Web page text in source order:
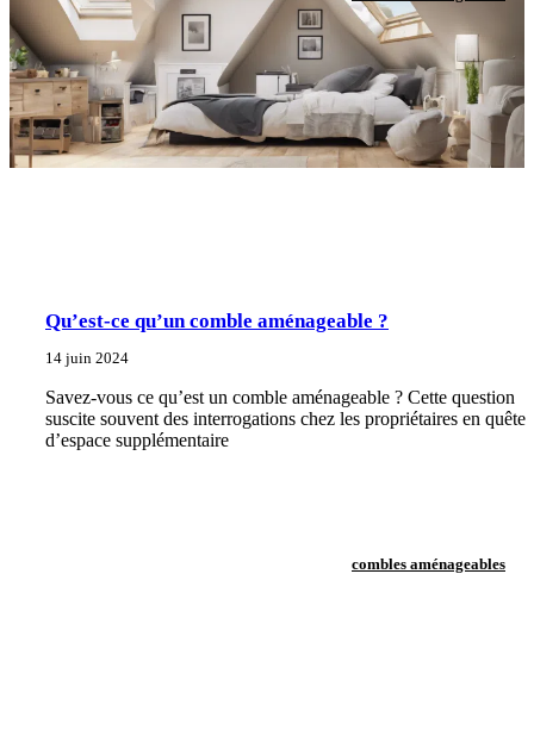
Qu’est-ce qu’un comble aménageable ?
14 juin 2024
Savez-vous ce qu’est un comble aménageable ? Cette question
suscite souvent des interrogations chez les propriétaires en quête
d’espace supplémentaire
combles aménageables